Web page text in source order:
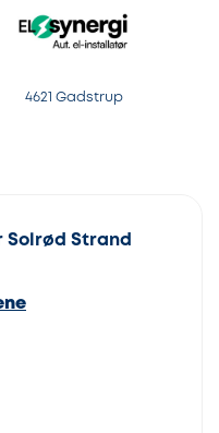
4621 Gadstrup
Strand